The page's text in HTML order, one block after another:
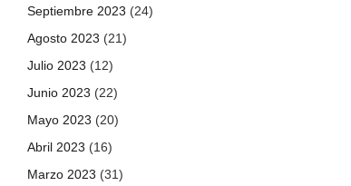
Septiembre 2023 (24)
Agosto 2023 (21)
Julio 2023 (12)
Junio 2023 (22)
Mayo 2023 (20)
Abril 2023 (16)
Marzo 2023 (31)